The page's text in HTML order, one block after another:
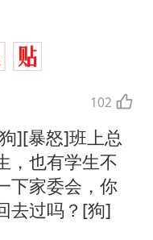
102
][暴怒]班上总
，也有学生不
下家委会，你
去过吗？[狗]